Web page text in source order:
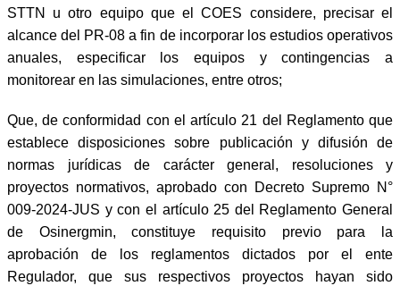
STTN u otro equipo que el COES considere, precisar el
alcance del PR-08 a fin de incorporar los estudios operativos
anuales, especificar los equipos y contingencias a
monitorear en las simulaciones, entre otros;
Que, de conformidad con el artículo 21 del Reglamento que
establece disposiciones sobre publicación y difusión de
normas jurídicas de carácter general, resoluciones y
proyectos normativos, aprobado con Decreto Supremo N°
009-2024-JUS y con el artículo 25 del Reglamento General
de Osinergmin, constituye requisito previo para la
aprobación de los reglamentos dictados por el ente
Regulador, que sus respectivos proyectos hayan sido